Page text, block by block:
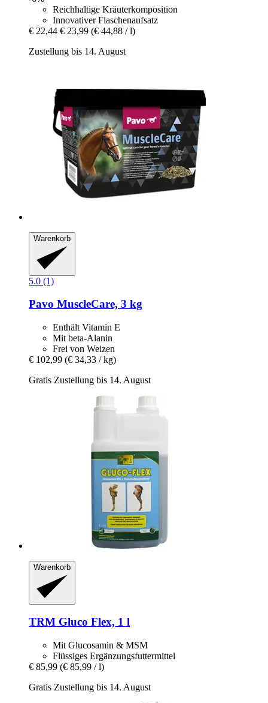
Reichhaltige Kräuterkomposition
Innovativer Flaschenaufsatz
€ 22,44 € 23,99 (€ 44,88 / l)
Zustellung bis 14. August
Warenkorb
5.0 (1)
Pavo MuscleCare, 3 kg
Enthält Vitamin E
Mit beta-Alanin
Frei von Weizen
€ 102,99 (€ 34,33 / kg)
Gratis Zustellung bis 14. August
Warenkorb
TRM Gluco Flex, 1 l
Mit Glucosamin & MSM
Flüssiges Ergänzungsfuttermittel
€ 85,99 (€ 85,99 / l)
Gratis Zustellung bis 14. August